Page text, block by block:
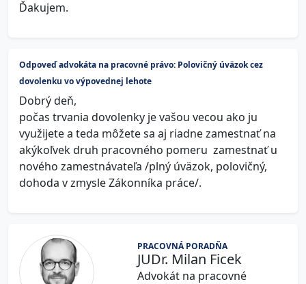
Ďakujem.
Odpoveď advokáta na pracovné právo: Polovičný úväzok cez
dovolenku vo výpovednej lehote
Dobrý deň,
počas trvania dovolenky je vašou vecou ako ju
využijete a teda môžete sa aj riadne zamestnať na
akýkoľvek druh pracovného pomeru zamestnať u
nového zamestnávateľa /plný úväzok, polovičný,
dohoda v zmysle Zákonníka práce/.
PRACOVNÁ PORADŇA
JUDr. Milan Ficek
Advokát na pracovné